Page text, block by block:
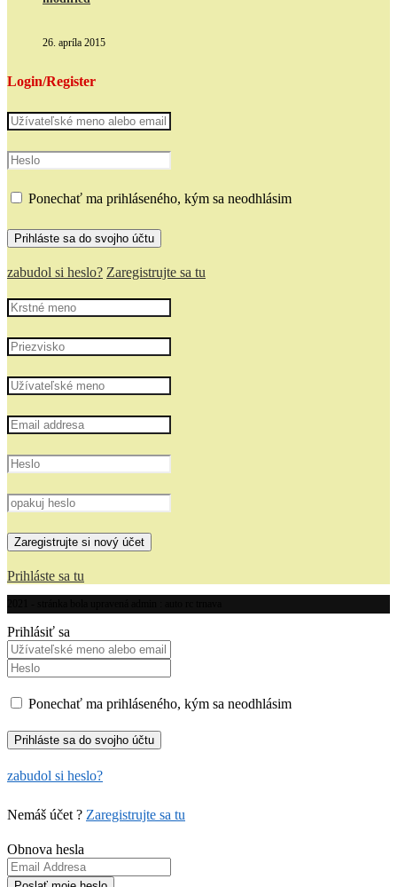
26. apríla 2015
Login/Register
Ponechať ma prihláseného, kým sa neodhlásim
zabudol si heslo? Zaregistrujte sa tu
Prihláste sa tu
Prihlásiť sa
Ponechať ma prihláseného, kým sa neodhlásim
zabudol si heslo?
Nemáš účet ? Zaregistrujte sa tu
Obnova hesla